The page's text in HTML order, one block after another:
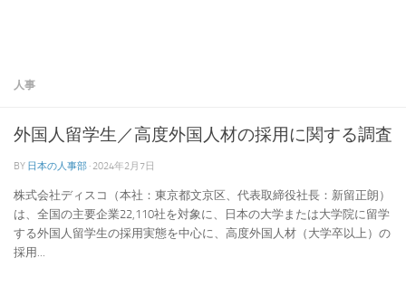
人事
外国人留学生／高度外国人材の採用に関する調査
BY 日本の人事部 · 2024年2月7日
株式会社ディスコ（本社：東京都文京区、代表取締役社長：新留正朗）
は、全国の主要企業22,110社を対象に、日本の大学または大学院に留学
する外国人留学生の採用実態を中心に、高度外国人材（大学卒以上）の
採用...